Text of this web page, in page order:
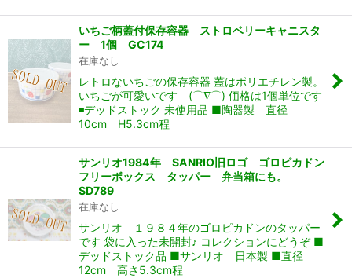
いちご柄蓋付保存容器 ストロベリーキャニスタ
ー 1個 GC174
在庫なし
レトロないちごの保存容器 蓋はポリエチレン製。
いちごが可愛いです (⌒∇⌒) 価格は1個単位です
◾️デッドストック 未使用品 ■陶器製 直径
10cm H5.3cm程
サンリオ1984年 SANRIO旧ロゴ ゴロピカドン
フリーボックス タッパー 弁当箱にも。
SD789
在庫なし
サンリオ １９８４年のゴロピカドンのタッパー
です 袋に入った未開封♪ コレクションにどうぞ ■
デッドストック品 ■サンリオ 日本製 ■直径
12cm 高さ5.3cm程